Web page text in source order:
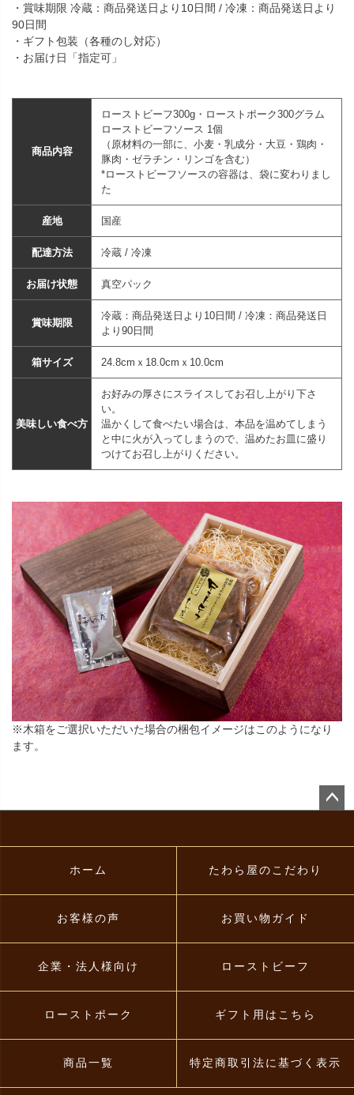
・賞味期限 冷蔵：商品発送日より10日間 / 冷凍：商品発送日より
90日間
・ギフト包装（各種のし対応）
・お届け日「指定可」
商品内容
ローストビーフ300g・ローストポーク300グラム
ローストビーフソース 1個
（原材料の一部に、小麦・乳成分・大豆・鶏肉・
豚肉・ゼラチン・リンゴを含む）
*ローストビーフソースの容器は、袋に変わりまし
た
産地 国産
配達方法 冷蔵 / 冷凍
お届け状態 真空パック
賞味期限
冷蔵：商品発送日より10日間 / 冷凍：商品発送日
より90日間
箱サイズ 24.8cmｘ18.0cmｘ10.0cm
美味しい食べ方
お好みの厚さにスライスしてお召し上がり下さ
い。
温かくして食べたい場合は、本品を温めてしまう
と中に火が入ってしまうので、温めたお皿に盛り
つけてお召し上がりください。
※木箱をご選択いただいた場合の梱包イメージはこのようになり
ます。
ホーム たわら屋のこだわり
お客様の声 お買い物ガイド
企業・法人様向け ローストビーフ
ローストポーク ギフト用はこちら
商品一覧 特定商取引法に基づく表示